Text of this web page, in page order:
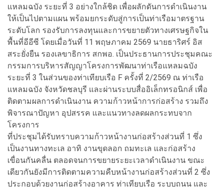
แหลมฉบัง ระยะที่ 3 อย่างใกล้ชิด เพื่อผลักดันการดำเนินงาน
ให้เป็นไปตามแผน พร้อมยกระดับสู่การเป็นท่าเรือมาตรฐาน
ระดับโลก รองรับการลงทุนและการขยายตัวทางเศรษฐกิจใน
พื้นที่อีอีซี โดยเมื่อวันที่ 11 พฤษภาคม 2569 นายธาริศร์ อิส
สระยั่งยืน รองเลขาธิการ สกพอ. เป็นประธานการประชุมคณะ
กรรมการบริหารสัญญาโครงการพัฒนาท่าเรือแหลมฉบัง
ระยะที่ 3 ในส่วนของท่าเทียบเรือ F ครั้งที่ 2/2569 ณ ท่าเรือ
แหลมฉบัง จังหวัดชลบุรี และผ่านระบบสื่ออิเล็กทรอนิกส์ เพื่อ
ติดตามผลการดำเนินงาน ความก้าวหน้าการก่อสร้าง รวมถึง
พิจารณาปัญหา อุปสรรค และแนวทางลดผลกระทบจาก
โครงการ
ที่ประชุมได้รับทราบความก้าวหน้างานก่อสร้างส่วนที่ 1 ซึ่ง
เป็นงานทางทะเล อาทิ งานขุดลอก ถมทะเล และก่อสร้าง
เขื่อนกันคลื่น ตลอดจนการขยายระยะเวลาดำเนินงาน ขณะ
เดียวกันยังมีการติดตามความคืบหน้างานก่อสร้างส่วนที่ 2 ซึ่ง
ประกอบด้วยงานก่อสร้างอาคาร ท่าเทียบเรือ ระบบถนน และ